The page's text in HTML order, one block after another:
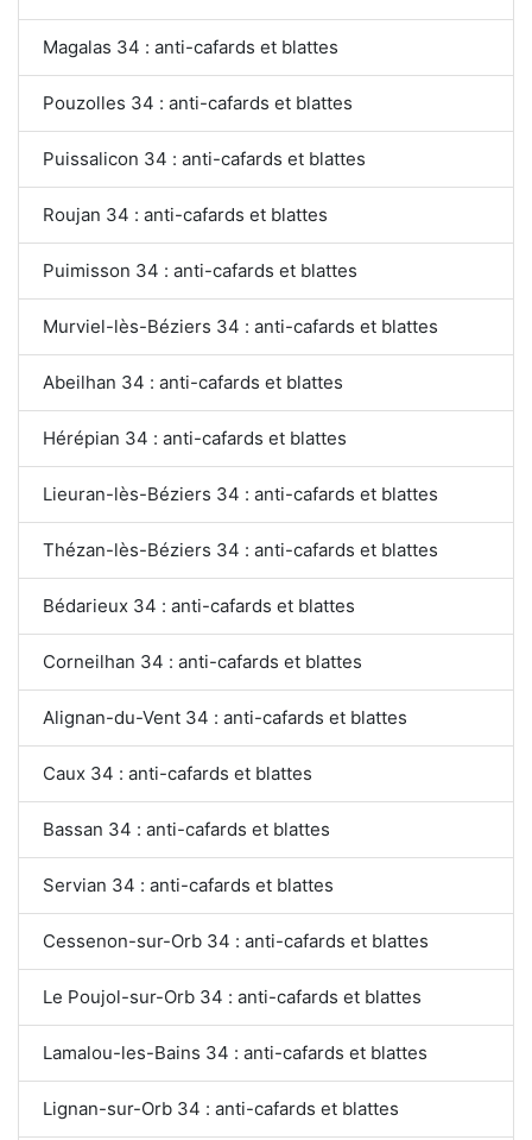
Magalas 34 : anti-cafards et blattes
Pouzolles 34 : anti-cafards et blattes
Puissalicon 34 : anti-cafards et blattes
Roujan 34 : anti-cafards et blattes
Puimisson 34 : anti-cafards et blattes
Murviel-lès-Béziers 34 : anti-cafards et blattes
Abeilhan 34 : anti-cafards et blattes
Hérépian 34 : anti-cafards et blattes
Lieuran-lès-Béziers 34 : anti-cafards et blattes
Thézan-lès-Béziers 34 : anti-cafards et blattes
Bédarieux 34 : anti-cafards et blattes
Corneilhan 34 : anti-cafards et blattes
Alignan-du-Vent 34 : anti-cafards et blattes
Caux 34 : anti-cafards et blattes
Bassan 34 : anti-cafards et blattes
Servian 34 : anti-cafards et blattes
Cessenon-sur-Orb 34 : anti-cafards et blattes
Le Poujol-sur-Orb 34 : anti-cafards et blattes
Lamalou-les-Bains 34 : anti-cafards et blattes
Lignan-sur-Orb 34 : anti-cafards et blattes